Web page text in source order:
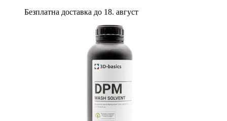
Безплатна доставка до 18. август